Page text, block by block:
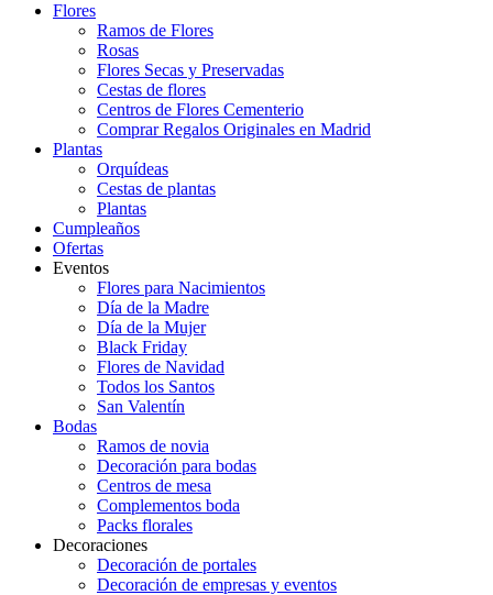
Flores
Ramos de Flores
Rosas
Flores Secas y Preservadas
Cestas de flores
Centros de Flores Cementerio
Comprar Regalos Originales en Madrid
Plantas
Orquídeas
Cestas de plantas
Plantas
Cumpleaños
Ofertas
Eventos
Flores para Nacimientos
Día de la Madre
Día de la Mujer
Black Friday
Flores de Navidad
Todos los Santos
San Valentín
Bodas
Ramos de novia
Decoración para bodas
Centros de mesa
Complementos boda
Packs florales
Decoraciones
Decoración de portales
Decoración de empresas y eventos